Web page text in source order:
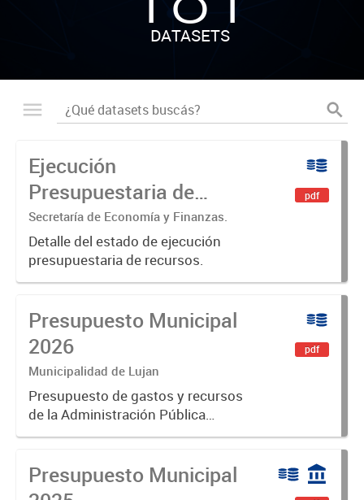
DATASETS
Ejecución
Presupuestaria de
Recursos
Secretaría de Economía y Finanzas.
Detalle del estado de ejecución
presupuestaria de recursos.
pdf
Presupuesto Municipal
2026
Municipalidad de Lujan
Presupuesto de gastos y recursos
de la Administración Pública
Municipal para el ejercicio 2026.
pdf
Presupuesto Municipal